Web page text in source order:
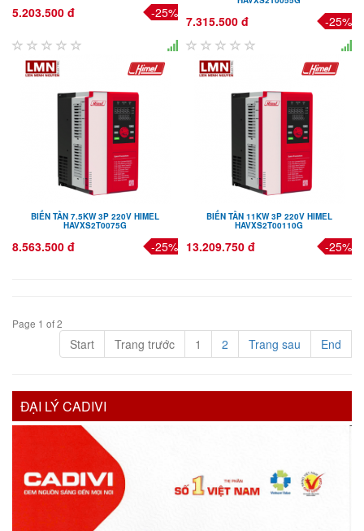
5.203.500 đ -25%
7.315.500 đ -25%
BIẾN TẦN 7.5KW 3P 220V HIMEL
HAVXS2T0075G
8.563.500 đ -25%
BIẾN TẦN 11KW 3P 220V HIMEL
HAVXS2T00110G
13.209.750 đ -25%
Page 1 of 2
Start Trang trước 1 2 Trang sau End
ĐẠI LÝ CADIVI